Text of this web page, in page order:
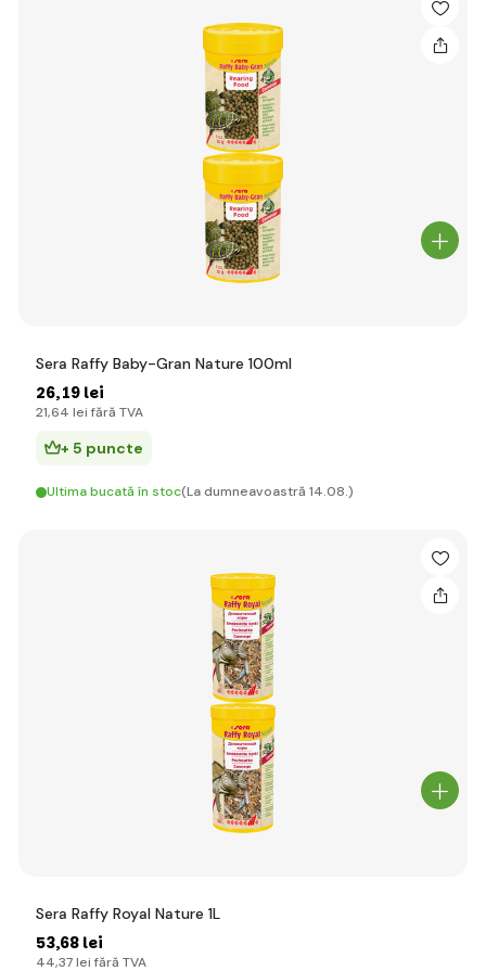
Sera Raffy Baby-Gran Nature 100ml
26,19 lei
21,64 lei fără TVA
+ 5 puncte
Ultima bucată în stoc(La dumneavoastră 14.08.)
Sera Raffy Royal Nature 1L
53,68 lei
44,37 lei fără TVA